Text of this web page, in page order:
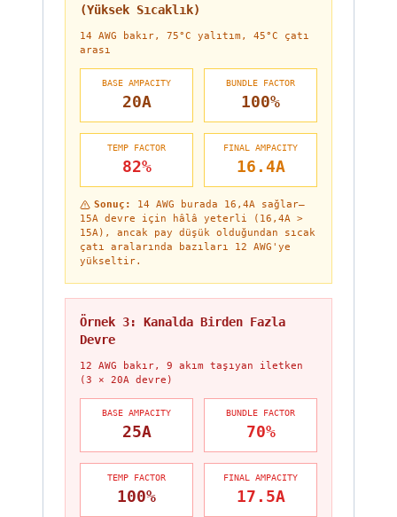
(Yüksek Sıcaklık)
14 AWG bakır, 75°C yalıtım, 45°C çatı
arası
BASE AMPACITY
20A
BUNDLE FACTOR
100%
TEMP FACTOR
82%
FINAL AMPACITY
16.4A
Sonuç :
14 AWG burada 16,4A sağlar—
15A devre için hâlâ yeterli (16,4A >
15A), ancak pay düşük olduğundan sıcak
çatı aralarında bazıları 12 AWG'ye
yükseltir.
Örnek 3: Kanalda Birden Fazla
Devre
12 AWG bakır, 9 akım taşıyan iletken
(3 × 20A devre)
BASE AMPACITY
25A
BUNDLE FACTOR
70%
TEMP FACTOR
100%
FINAL AMPACITY
17.5A